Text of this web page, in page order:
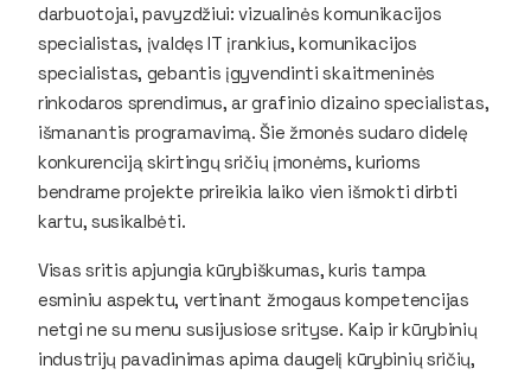
darbuotojai, pavyzdžiui: vizualinės komunikacijos
specialistas, įvaldęs IT įrankius, komunikacijos
specialistas, gebantis įgyvendinti skaitmeninės
rinkodaros sprendimus, ar grafinio dizaino specialistas,
išmanantis programavimą. Šie žmonės sudaro didelę
konkurenciją skirtingų sričių įmonėms, kurioms
bendrame projekte prireikia laiko vien išmokti dirbti
kartu, susikalbėti.
Visas sritis apjungia kūrybiškumas, kuris tampa
esminiu aspektu, vertinant žmogaus kompetencijas
netgi ne su menu susijusiose srityse. Kaip ir kūrybinių
industrijų pavadinimas apima daugelį kūrybinių sričių,